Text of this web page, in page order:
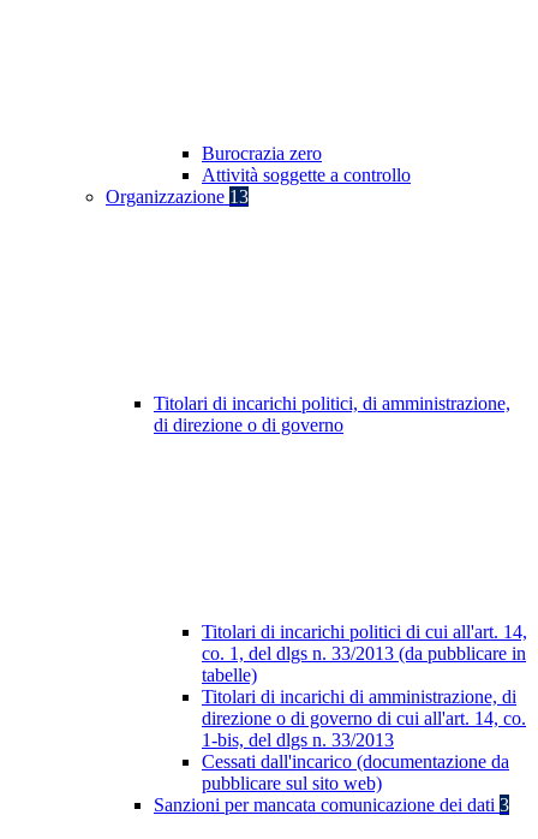
Burocrazia zero
Attività soggette a controllo
Organizzazione 13
Titolari di incarichi politici, di amministrazione,
di direzione o di governo
Titolari di incarichi politici di cui all'art. 14,
co. 1, del dlgs n. 33/2013 (da pubblicare in
tabelle)
Titolari di incarichi di amministrazione, di
direzione o di governo di cui all'art. 14, co.
1-bis, del dlgs n. 33/2013
Cessati dall'incarico (documentazione da
pubblicare sul sito web)
Sanzioni per mancata comunicazione dei dati 3